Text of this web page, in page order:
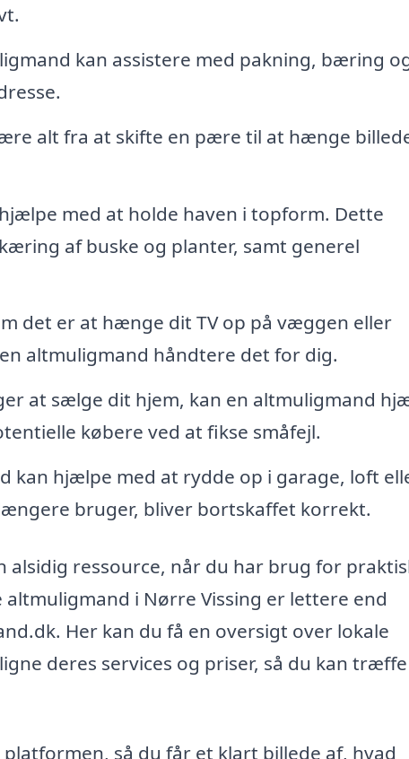
kan assistere med pakning, bæring
alt fra at skifte en pære til at hænge
med at holde haven i topform. Dette
af buske og planter, samt generel
det er at hænge dit TV op på væggen eller
altmuligmand håndtere det for dig.
at sælge dit hjem, kan en altmuligmand
købere ved at fikse småfejl.
kan hjælpe med at rydde op i garage, loft
bruger, bliver bortskaffet korrekt.
ressource, når du har brug for
i Nørre Vissing er lettere end
Her kan du få en oversigt over lokale
deres services og priser, så du kan
så du får et klart billede af, hvad